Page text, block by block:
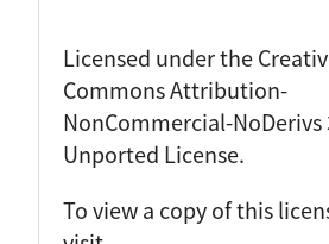
Licensed under the
Commons Attribution-
NonCommercial-NoDerivs
Unported License.
To view a copy of this